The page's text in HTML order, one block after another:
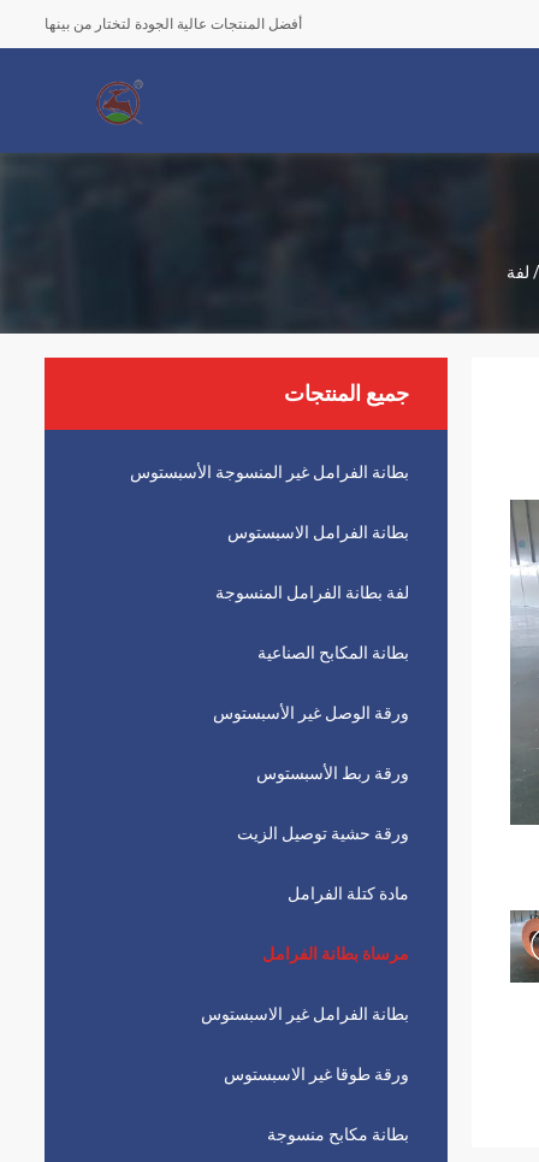
أفضل المنتجات عالية الجودة لتختار من بينها
جميع المنتجات
بطانة الفرامل غير المنسوجة الأسبستوس
بطانة الفرامل الاسبستوس
لفة بطانة الفرامل المنسوجة
بطانة المكابح الصناعية
ورقة الوصل غير الأسبستوس
ورقة ربط الأسبستوس
ورقة حشية توصيل الزيت
مادة كتلة الفرامل
مرساة بطانة الفرامل
بطانة الفرامل غير الاسبستوس
ورقة طوقا غير الاسبستوس
بطانة مكابح منسوجة